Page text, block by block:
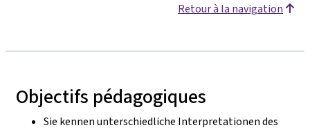
Retour à la navigation
Objectifs pédagogiques
Sie kennen unterschiedliche Interpretationen des